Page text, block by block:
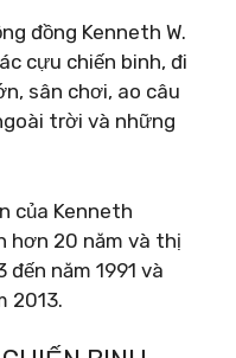
đồng Kenneth W.
cựu chiến binh, đi
sân chơi, ao câu
trời và những
của Kenneth
hơn 20 năm và thị
năm 1991 và
2013.